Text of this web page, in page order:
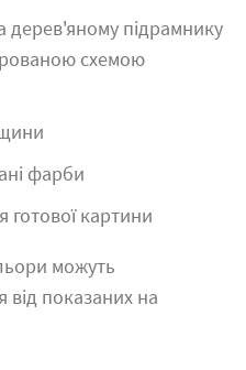
дерев'яному підрамнику
схемою
фарби
готової картини
можуть
від показаних на